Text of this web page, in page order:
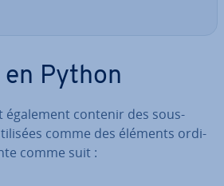
Python
également contenir des sous-
comme des éléments or­di­
comme suit :